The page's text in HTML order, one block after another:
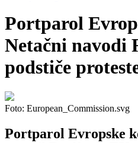
Portparol
Netačni navodi
podstiče
Foto: European_Commission.svg
Portparol Evropske